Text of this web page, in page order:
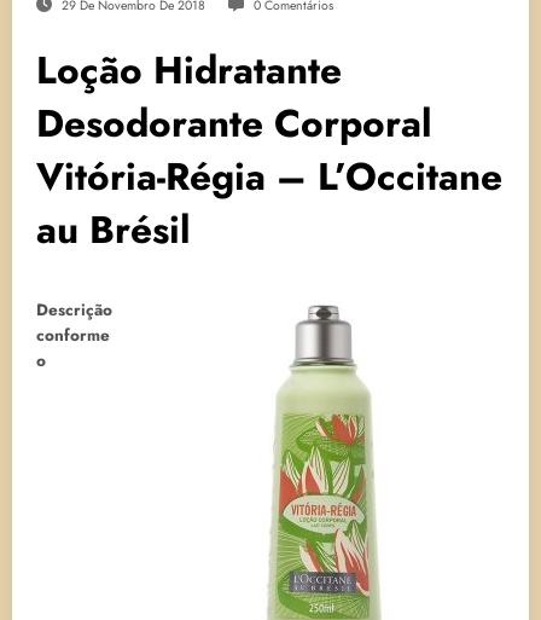
29 De Novembro De 2018 0 Comentários
Loção Hidratante
Desodorante Corporal
Vitória-Régia – L’Occitane
au Brésil
Descrição
conforme
o